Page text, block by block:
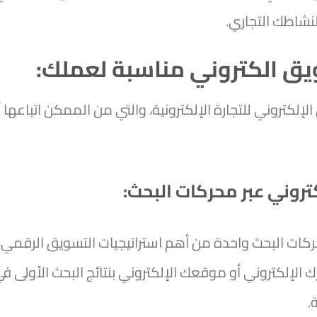
التجاري.
الكتروني مناسبة لعملك:
للتجارة الإلكترونية، والتي من الممكن
عبر محركات البحث:
البحث واحدة من أهم استراتيجيات التسويق
أو موقعك الإلكتروني بنتائج البحث الأولى